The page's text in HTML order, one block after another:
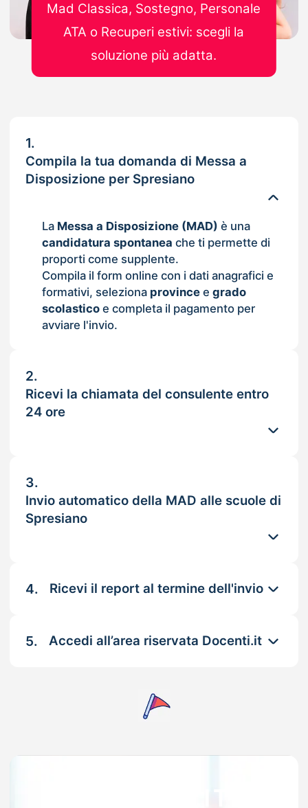
1.
Compila la tua domanda di Messa a
Disposizione per Spresiano
La Messa a Disposizione (MAD) è una
candidatura spontanea che ti permette di
proporti come supplente.
Compila il form online con i dati anagrafici e
formativi, seleziona provincee grado
scolasticoe completa il pagamento per
avviare l'invio.
2.
Ricevi la chiamata del consulente entro
24 ore
3.
Invio automatico della MAD alle scuole di
Spresiano
4. Ricevi il report al termine dell'invio
5. Accedi all’area riservata Docenti.it
Mad Classica, Sostegno, Personale
ATA o Recuperi estivi: scegli la
soluzione più adatta.